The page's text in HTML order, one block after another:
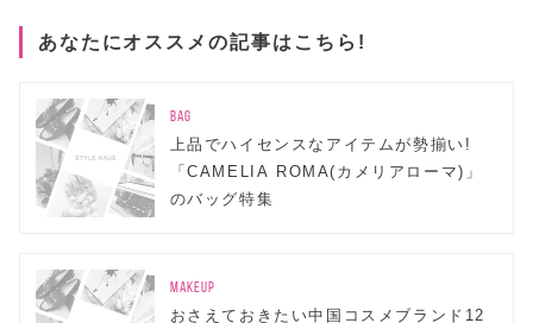
あなたにオススメの記事はこちら!
BAG
上品でハイセンスなアイテムが勢揃い!
「CAMELIA ROMA(カメリアローマ)」
のバッグ特集
MAKEUP
おさえておきたい中国コスメブランド12